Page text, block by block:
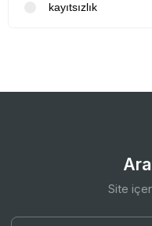
kayıtsızlık
Site